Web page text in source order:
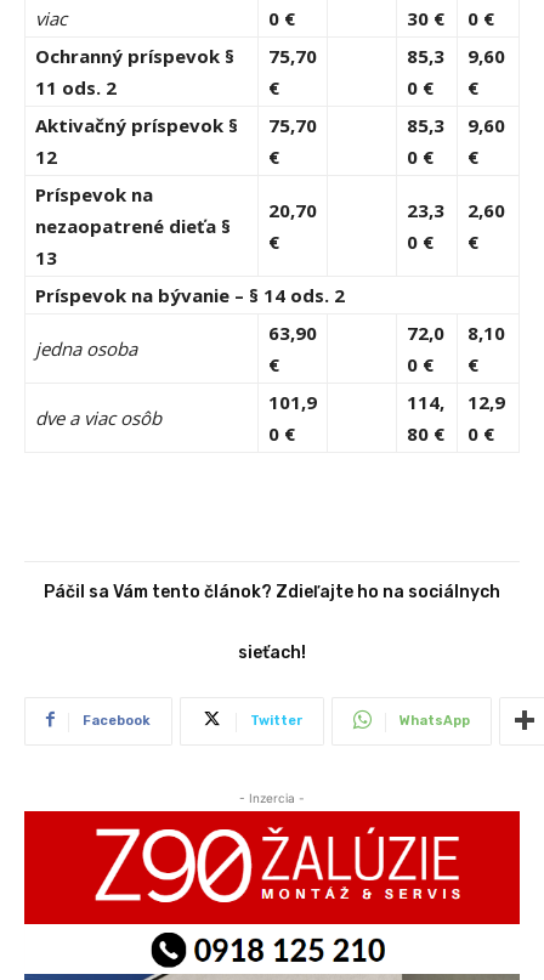
viac
0 €
30 €
0 €
Ochranný príspevok §
11 ods. 2
75,70
€
85,3
0 €
9,60
€
Aktivačný príspevok §
12
75,70
€
85,3
0 €
9,60
€
Príspevok na
nezaopatrené dieťa §
13
20,70
€
23,3
0 €
2,60
€
Príspevok na bývanie – § 14 ods. 2
jedna osoba
63,90
€
72,0
0 €
8,10
€
dve a viac osôb
101,9
0 €
114,
80 €
12,9
0 €
Páčil sa Vám tento článok? Zdieľajte ho na sociálnych
sieťach!
Facebook Twitter WhatsApp
- Inzercia -